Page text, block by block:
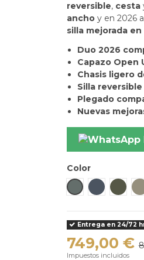
reversible, cesta
anchoy en 2026
silla mejorada
Duo 2026
Capazo Open
Chasis ligero
Silla
Plegado
Nuevas
Color
Studio Grey
RooftopLoft
Entrega en 24/72
749,00 €
Impuestos incluidos